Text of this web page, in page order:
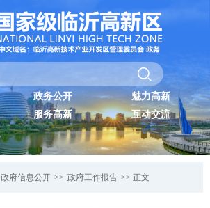
政务公开
魅力高新
服务高新
互动交流
政府信息公开 >> 政府工作报告 >> 正文